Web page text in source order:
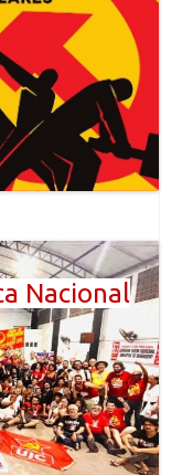
Nacional